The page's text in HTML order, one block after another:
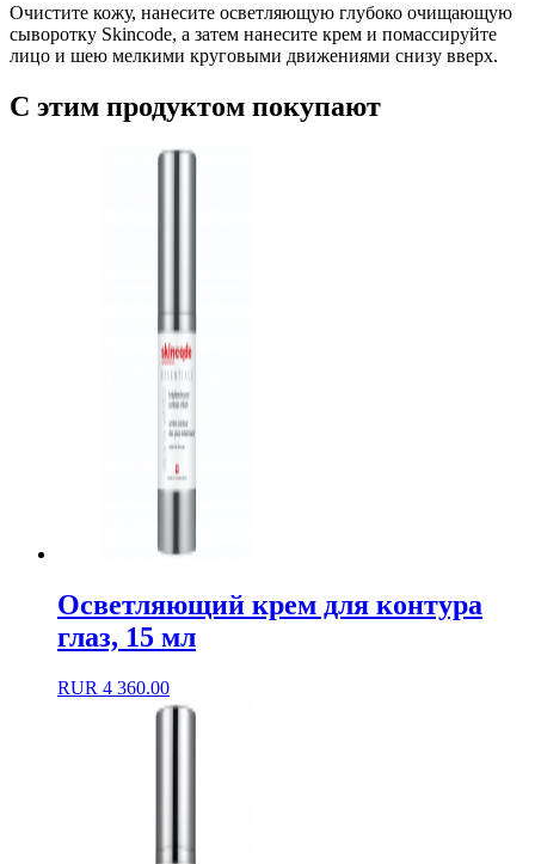
Очистите кожу, нанесите осветляющую глубоко очищающую
сыворотку Skincode, а затем нанесите крем и помассируйте
лицо и шею мелкими круговыми движениями снизу вверх.
С этим продуктом покупают
Осветляющий крем для контура
глаз, 15 мл
RUR 4 360.00